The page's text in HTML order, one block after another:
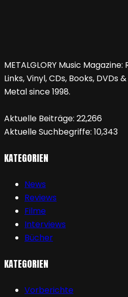
METALGLORY Music
Links, Vinyl, CDs, Books, DVDs
Metal since 1998.
Aktuelle Beiträge: 22,266
Aktuelle Suchbegriffe: 10,343
KATEGORIEN
News
Reviews
Filme
Interviews
Bücher
KATEGORIEN
Vorberichte